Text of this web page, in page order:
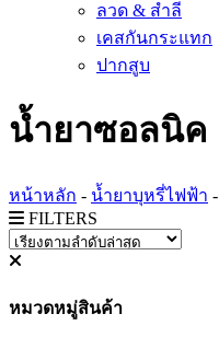
ลวด ​& สำลี
เคสกันกระแทก
ปากสูบ
น้ำยาซอลนิค
หน้าหลัก - น้ำยาบุหรี่ไฟฟ้า -
FILTERS
หมวดหมู่สินค้า